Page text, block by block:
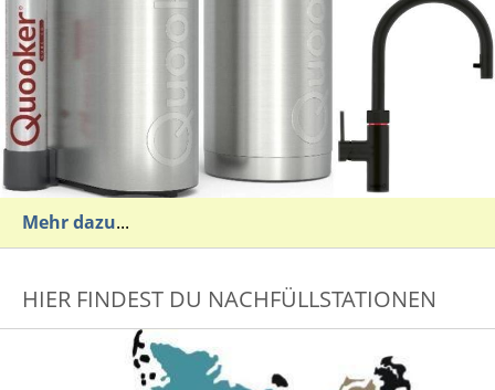
Mehr dazu...
HIER FINDEST DU NACHFÜLLSTATIONEN